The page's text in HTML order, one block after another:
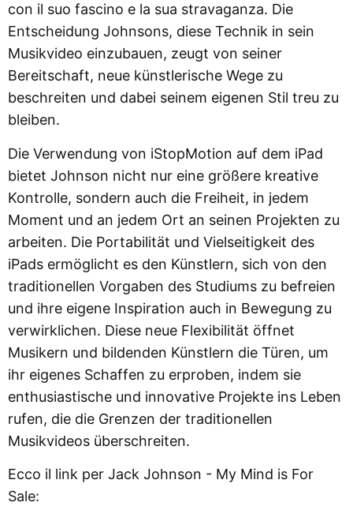
con il suo fascino e la sua stravaganza. Die
Entscheidung Johnsons, diese Technik in sein
Musikvideo einzubauen, zeugt von seiner
Bereitschaft, neue künstlerische Wege zu
beschreiten und dabei seinem eigenen Stil treu zu
bleiben.
Die Verwendung von iStopMotion auf dem iPad
bietet Johnson nicht nur eine größere kreative
Kontrolle, sondern auch die Freiheit, in jedem
Moment und an jedem Ort an seinen Projekten zu
arbeiten. Die Portabilität und Vielseitigkeit des
iPads ermöglicht es den Künstlern, sich von den
traditionellen Vorgaben des Studiums zu befreien
und ihre eigene Inspiration auch in Bewegung zu
verwirklichen. Diese neue Flexibilität öffnet
Musikern und bildenden Künstlern die Türen, um
ihr eigenes Schaffen zu erproben, indem sie
enthusiastische und innovative Projekte ins Leben
rufen, die die Grenzen der traditionellen
Musikvideos überschreiten.
Ecco il link per Jack Johnson - My Mind is For
Sale: